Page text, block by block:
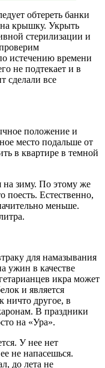
обтереть банки
крышку. Укрыть
стерилизации и
истечению времени
не подтекает и в
сделали все
положение и
место подальше от
в квартире в темной
на зиму. По этому же
поесть. Естественно,
меньше.
для намазывания
ужин в качестве
икра может
и является
ничто другое, в
В праздники
на «Ура».
У нее нет
не напасешься.
до лета не